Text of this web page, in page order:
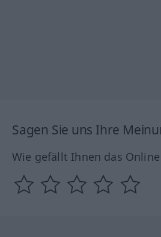
Sagen Sie uns Ihre
Wie gefällt Ihnen das